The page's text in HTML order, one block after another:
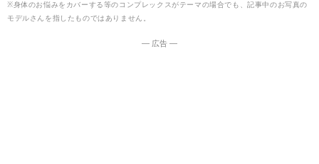
※身体のお悩みをカバーする等のコンプレックスがテーマの場合でも、記事中のお写真の
モデルさんを指したものではありません。
― 広告 ―